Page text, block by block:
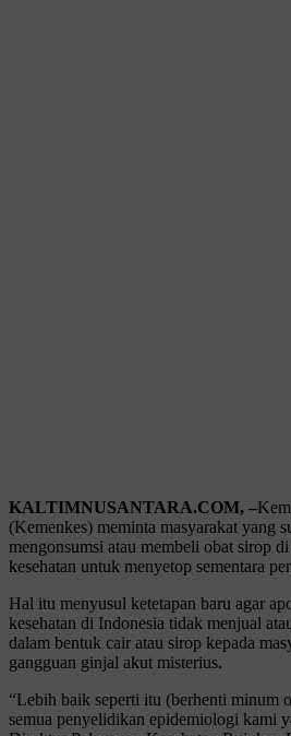
KALTIMNUSANTARA.COM, –
(Kemenkes) meminta masyarakat yang
mengonsumsi atau membeli obat sirop
kesehatan untuk menyetop sementara
Hal itu menyusul ketetapan baru agar
kesehatan di Indonesia tidak menjual
dalam bentuk cair atau sirop kepada
gangguan ginjal akut misterius.
“Lebih baik seperti itu (berhenti minum
semua penyelidikan epidemiologi kami